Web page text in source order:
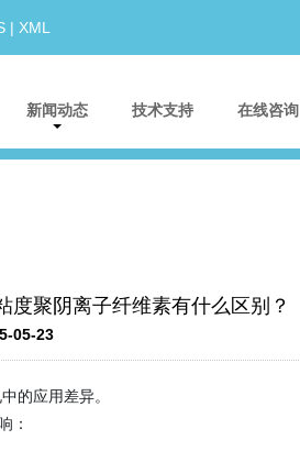
| XML
新闻动态 技术支持 在线咨询
度聚阴离子纤维素有什么区别？
05-23
的应用差异。
：